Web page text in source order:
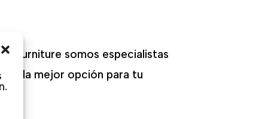
Furniture somos especialistas
la mejor opción para tu